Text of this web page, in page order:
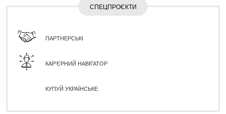
СПЕЦПРОЄКТИ
ПАРТНЕРСЬКІ
КАР'ЄРНИЙ НАВІГАТОР
КУПУЙ УКРАЇНСЬКЕ